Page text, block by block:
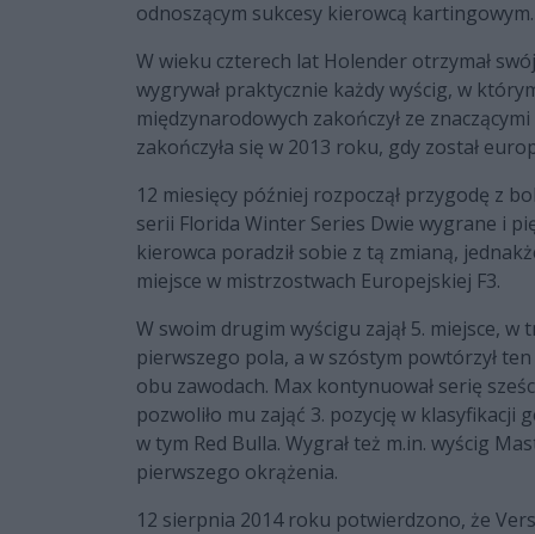
odnoszącym sukcesy kierowcą kartingowym.
W wieku czterech lat Holender otrzymał
wygrywał praktycznie każdy wyścig, w
międzynarodowych zakończył ze
zakończyła się w 2013 roku, gdy został
12 miesięcy później rozpoczął przygodę z
serii Florida Winter Series Dwie wygrane i
kierowca poradził sobie z tą zmianą,
miejsce w mistrzostwach Europejskiej F3.
W swoim drugim wyścigu zajął 5. miejsce,
pierwszego pola, a w szóstym powtórzył
obu zawodach. Max kontynuował serię
pozwoliło mu zająć 3. pozycję w klasyfikacji
w tym Red Bulla. Wygrał też m.in. wyścig
pierwszego okrążenia.
12 sierpnia 2014 roku potwierdzono, że